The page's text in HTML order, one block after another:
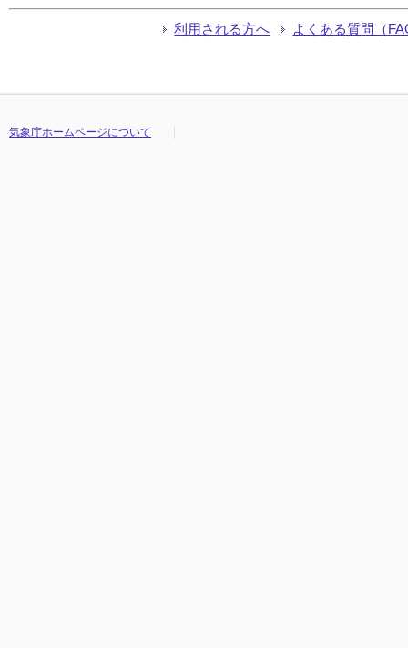
利用される方へ よくある質問（
気象庁ホームページについて